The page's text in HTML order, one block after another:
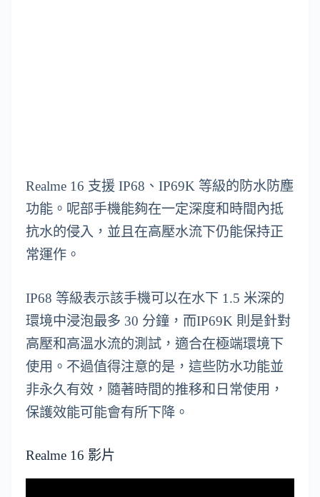
Realme 16 支援 IP68、IP69K 等級的防水防塵
功能。呢部手機能夠在一定深度和時間內抵
抗水的侵入，並且在高壓水流下仍能保持正
常運作。
IP68 等級表示該手機可以在水下 1.5 米深的
環境中浸泡最多 30 分鐘，而IP69K 則是針對
高壓和高溫水流的測試，適合在極端環境下
使用。不過值得注意的是，這些防水功能並
非永久有效，隨著時間的推移和日常使用，
保護效能可能會有所下降。
Realme 16 影片